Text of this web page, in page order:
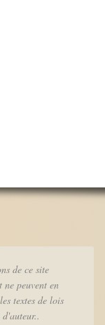
de ce site
peuvent en
textes de lois